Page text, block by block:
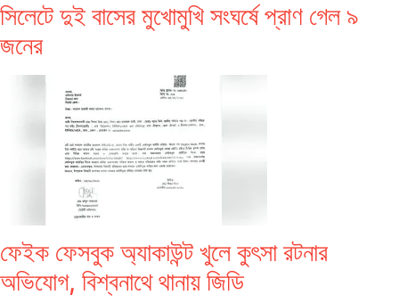
সিলেটে দুই বাসের মুখোমুখি সংঘর্ষে প্রাণ গেল ৯
জনের
ফেইক ফেসবুক অ্যাকাউন্ট খুলে কুৎসা রটনার
অভিযোগ, বিশ্বনাথে থানায় জিডি